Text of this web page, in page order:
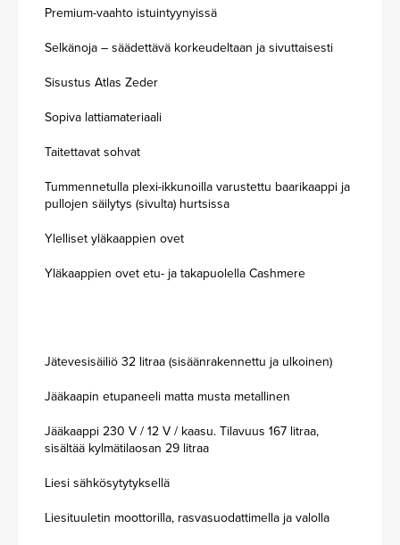
Premium-vaahto istuintyynyissä
Selkänoja – säädettävä korkeudeltaan ja sivuttaisesti
Sisustus Atlas Zeder
Sopiva lattiamateriaali
Taitettavat sohvat
Tummennetulla plexi-ikkunoilla varustettu baarikaappi ja
pullojen säilytys (sivulta) hurtsissa
Ylelliset yläkaappien ovet
Yläkaappien ovet etu- ja takapuolella Cashmere
Jätevesisäiliö 32 litraa (sisäänrakennettu ja ulkoinen)
Jääkaapin etupaneeli matta musta metallinen
Jääkaappi 230 V / 12 V / kaasu. Tilavuus 167 litraa,
sisältää kylmätilaosan 29 litraa
Liesi sähkösytytyksellä
Liesituuletin moottorilla, rasvasuodattimella ja valolla